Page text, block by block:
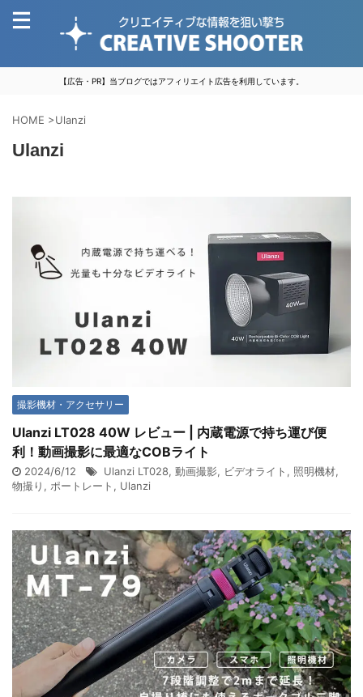
【広告・PR】当ブログではアフィリエイト広告を利用しています。
HOME >Ulanzi
Ulanzi
撮影機材・アクセサリー
Ulanzi LT028 40W レビュー | 内蔵電源で持ち運び便
利！動画撮影に最適なCOBライト
2024/6/12 Ulanzi LT028, 動画撮影, ビデオライト , 照明機材,
物撮り , ポートレート , Ulanzi